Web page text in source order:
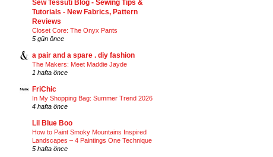
Sew Tessuti Blog - Sewing Tips &
Tutorials - New Fabrics, Pattern
Reviews
Closet Core: The Onyx Pants
5 gün önce
a pair and a spare . diy fashion
The Makers: Meet Maddie Jayde
1 hafta önce
FriChic
In My Shopping Bag: Summer Trend 2026
4 hafta önce
Lil Blue Boo
How to Paint Smoky Mountains Inspired
Landscapes – 4 Paintings One Technique
5 hafta önce